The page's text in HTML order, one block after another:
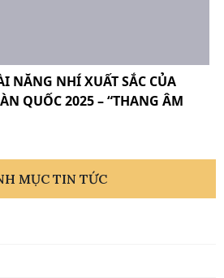
NĂNG NHÍ XUẤT SẮC CỦA
QUỐC 2025 – “THANG ÂM
MỤC TIN TỨC